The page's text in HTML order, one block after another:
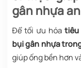
gân nhựa
Để tối ưu hóatiêu
bụi gân nhựa
giúp ống bền hơn